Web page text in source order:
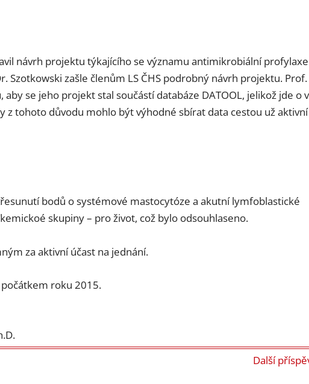
návrh projektu týkajícího se významu antimikrobiální
Szotkowski zašle členům LS ČHS podrobný návrh projektu. Prof.
se jeho projekt stal součástí databáze DATOOL, jelikož jde o
z tohoto důvodu mohlo být výhodné sbírat data cestou už aktivní
bodů o systémové mastocytóze a akutní lymfoblastické
skupiny – pro život, což bylo odsouhlaseno.
za aktivní účast na jednání.
roku 2015.
Další